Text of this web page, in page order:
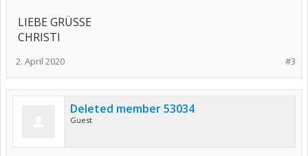
LIEBE GRÜSSE
CHRISTI
#3
2. April 2020
Deleted member 53034
Guest